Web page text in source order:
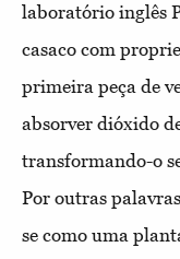
laboratório inglês
casaco com
primeira peça de
absorver dióxido
transformando-o
Por outras
se como uma